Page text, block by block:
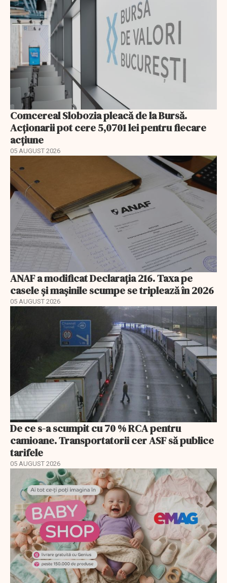
Comcereal Slobozia pleacă de la Bursă.
Acționarii pot cere 5,0701 lei pentru fiecare
acțiune
05 AUGUST 2026
ANAF a modificat Declarația 216. Taxa pe
casele și mașinile scumpe se triplează în 2026
05 AUGUST 2026
De ce s-a scumpit cu 70 % RCA pentru
camioane. Transportatorii cer ASF să publice
tarifele
05 AUGUST 2026